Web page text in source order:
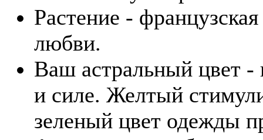
Растение -
любви.
Ваш астральный цвет -
и силе. Желтый
зеленый цвет одежды